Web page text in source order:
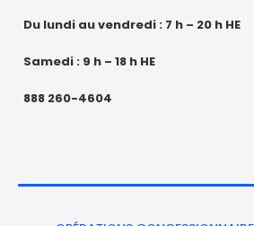
Du lundi au vendredi : 7 h – 20 h HE
Samedi : 9 h – 18 h HE
888 260-4604